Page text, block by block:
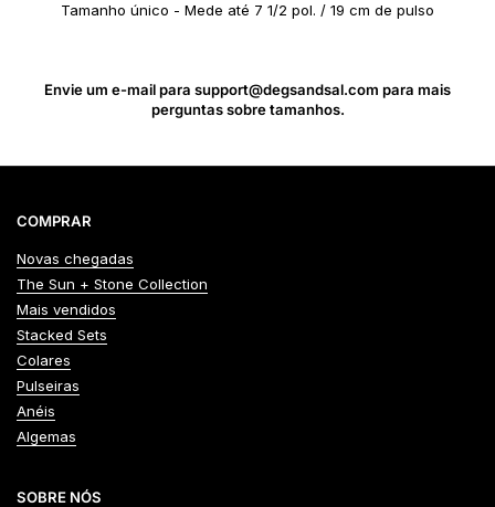
Tamanho único - Mede até 7 1/2 pol. / 19 cm de pulso
Envie um e-mail para support@degsandsal.com para mais
perguntas sobre tamanhos.
COMPRAR
Novas chegadas
The Sun + Stone Collection
Mais vendidos
Stacked Sets
Colares
Pulseiras
Anéis
Algemas
SOBRE NÓS